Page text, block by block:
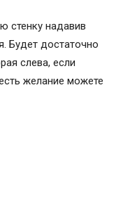
стенку надавив
Будет достаточно
слева, если
желание можете